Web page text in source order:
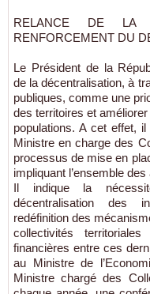
RELANCE DE LA
RENFORCEMENT DU
Le Président de la
de la décentralisation, à
publiques, comme une
des territoires et améliorer
populations. A cet effet,
Ministre en charge des
processus de mise en
impliquant l’ensemble
Il indique la
décentralisation des
redéfinition des
collectivités
financières entre ces
au Ministre de
Ministre chargé des